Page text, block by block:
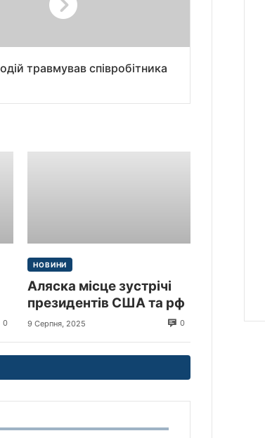
травмував співробітника
0
НОВИНИ
Аляска місце зустрічі
президентів США та рф
9 Серпня, 2025 0